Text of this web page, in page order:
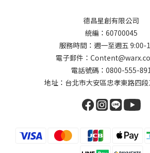
德昌星創有限公司
統編：60700045
服務時間：週一至週五 9:00-
電子郵件：
電話號碼：0800-555-891
地址：台北市大安區忠孝東路四